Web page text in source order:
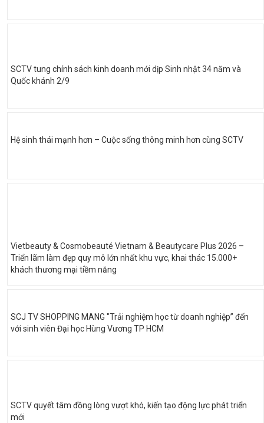
SCTV tung chính sách kinh doanh mới dịp Sinh nhật 34 năm và
Quốc khánh 2/9
Hệ sinh thái mạnh hơn – Cuộc sống thông minh hơn cùng SCTV
Vietbeauty & Cosmobeauté Vietnam & Beautycare Plus 2026 –
Triển lãm làm đẹp quy mô lớn nhất khu vực, khai thác 15.000+
khách thương mại tiềm năng
SCJ TV SHOPPING MANG "Trải nghiệm học từ doanh nghiệp” đến
với sinh viên Đại học Hùng Vương TP HCM
SCTV quyết tâm đồng lòng vượt khó, kiến tạo động lực phát triển
mới